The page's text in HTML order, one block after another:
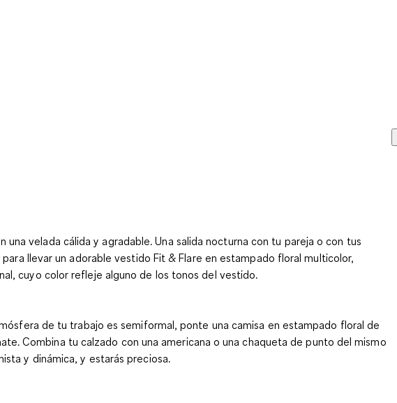
velada cálida y agradable. Una salida nocturna con tu pareja o con tus
llevar un adorable vestido Fit & Flare en estampado floral multicolor,
cuyo color refleje alguno de los tonos del vestido.
de tu trabajo es semiformal, ponte una camisa en estampado floral de
Combina tu calzado con una americana o una chaqueta de punto del mismo
y dinámica, y estarás preciosa.